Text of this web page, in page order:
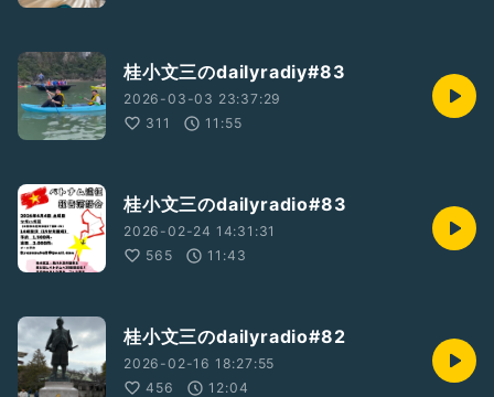
桂小文三のdailyradiy#83
2026-03-03 23:37:29
311
11:55
桂小文三のdailyradio#83
2026-02-24 14:31:31
565
11:43
桂小文三のdailyradio#82
2026-02-16 18:27:55
456
12:04